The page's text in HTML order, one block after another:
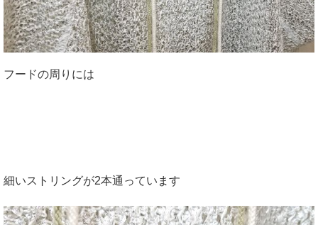
フードの周りには
細いストリングが2本通っています